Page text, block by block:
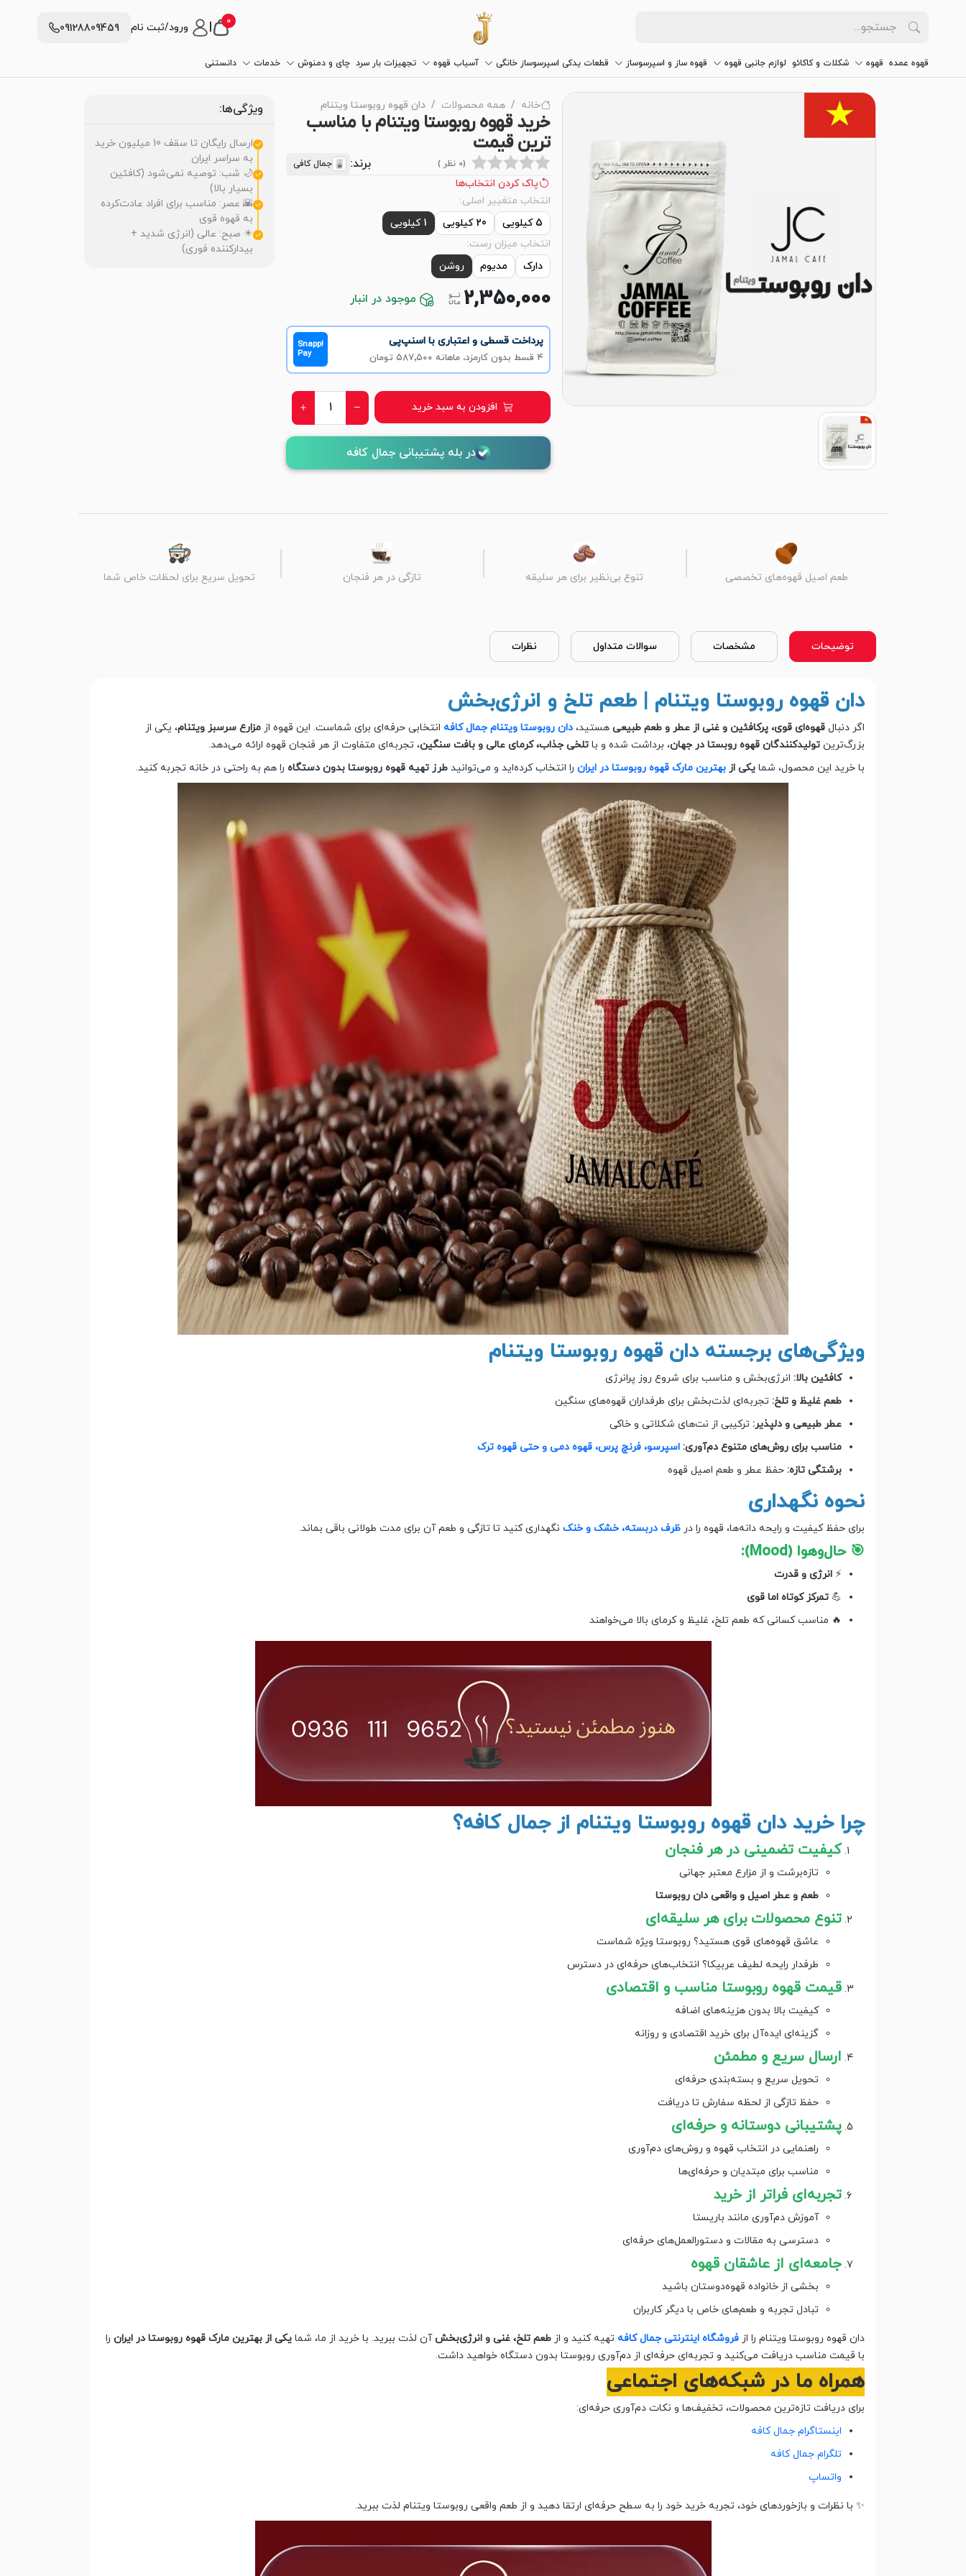
0 ورود/ثبت نام 09128809459
قهوه عمده قهوه شکلات و کاکائو لوازم جانبی قهوه قهوه ساز و اسپرسوساز قطعات یدکی اسپرسوساز خانگی آسیاب قهوه تجهیزات بار سرد چای و دمنوش خدمات دانستنی
خانه همه محصولات دان قهوه روبوستا ویتنام
خرید قهوه روبوستا ویتنام با مناسب
ترین قیمت
(0 نظر ) برند: جمال کافی
پاک کردن انتخاب‌ها
انتخاب متغییر اصلی:
5 کیلویی
20 کیلویی
1 کیلویی
انتخاب میزان رست:
دارک
مدیوم روشن
2,350,000 موجود در انبار
پرداخت قسطی و اعتباری با اسنپ‌پی
۴ قسط بدون کارمزد، ماهانه ۵۸۷٬۵۰۰ تومان
Snapp!
Pay
افزودن به سبد خرید
در بله پشتیبانی جمال کافه
ویژگی‌ها:
ارسال رایگان تا سقف 10 میلیون خرید
به سراسر ایران
🌙 شب: توصیه نمی‌شود (کافئین
بسیار بالا)
🌇 عصر: مناسب برای افراد عادت‌کرده
به قهوه قوی
☀ صبح: عالی (انرژی شدید +
بیدارکننده فوری)
طعم اصیل قهوه‌های تخصصی تنوع بی‌نظیر برای هر سلیقه تازگی در هر فنجان تحویل سریع برای لحظات خاص شما
توضیحات مشخصات سوالات متداول نظرات
دان قهوه روبوستا ویتنام | طعم تلخ و انرژی‌بخش
اگر دنبال قهوه‌ای قوی، پرکافئین و غنی از عطر و طعم طبیعیهستید، دان روبوستا ویتنام جمال کافه انتخابی حرفه‌ای برای شماست. این قهوه از مزارع سرسبز ویتنام، یکی از
بزرگ‌ترینتولیدکنندگان قهوه روبستا در جهان، برداشت شده و با تلخی جذاب، کرمای عالی و بافت سنگین، تجربه‌ای متفاوت از هر فنجان قهوه ارائه می‌دهد.
با خرید این محصول، شما یکی از بهترین مارک قهوه روبوستا در ایرانرا انتخاب کرده‌اید و می‌توانید طرز تهیه قهوه روبوستا بدون دستگاهرا هم به راحتی در خانه تجربه کنید.
ویژگی‌های برجسته دان قهوه روبوستا ویتنام
کافئین بالا: انرژی‌بخش و مناسب برای شروع روز پرانرژی
طعم غلیظ و تلخ: تجربه‌ای لذت‌بخش برای طرفداران قهوه‌های سنگین
عطر طبیعی و دلپذیر: ترکیبی از نت‌های شکلاتی و خاکی
مناسب برای روش‌های متنوع دم‌آوری: اسپرسو، فرنچ پرس، قهوه دمی و حتی قهوه ترک
برشتگی تازه: حفظ عطر و طعم اصیل قهوه
نحوه نگهداری
برای حفظ کیفیت و رایحه دانه‌ها، قهوه را در ظرف دربسته، خشک و خنکنگهداری کنید تا تازگی و طعم آن برای مدت طولانی باقی بماند.
🎯 حال‌و‌هوا (Mood):
⚡ انرژی و قدرت
💪 تمرکز کوتاه اما قوی
🔥 مناسب کسانی که طعم تلخ، غلیظ و کرمای بالا می‌خواهند
چرا خرید دان قهوه روبوستا ویتنام از جمال کافه؟
کیفیت تضمینی در هر فنجان
تازه‌برشت و از مزارع معتبر جهانی
طعم و عطر اصیل و واقعی دان روبوستا
تنوع محصولات برای هر سلیقه‌ای
عاشق قهوه‌های قوی هستید؟ روبوستا ویژه شماست
طرفدار رایحه لطیف عربیکا؟ انتخاب‌های حرفه‌ای در دسترس
قیمت قهوه روبوستا مناسب و اقتصادی
کیفیت بالا بدون هزینه‌های اضافه
گزینه‌ای ایده‌آل برای خرید اقتصادی و روزانه
ارسال سریع و مطمئن
تحویل سریع و بسته‌بندی حرفه‌ای
حفظ تازگی از لحظه سفارش تا دریافت
پشتیبانی دوستانه و حرفه‌ای
راهنمایی در انتخاب قهوه و روش‌های دم‌آوری
مناسب برای مبتدیان و حرفه‌ای‌ها
تجربه‌ای فراتر از خرید
آموزش دم‌آوری مانند باریستا
دسترسی به مقالات و دستورالعمل‌های حرفه‌ای
جامعه‌ای از عاشقان قهوه
بخشی از خانواده قهوه‌دوستان باشید
تبادل تجربه و طعم‌های خاص با دیگر کاربران
دان قهوه روبوستا ویتنام را از فروشگاه اینترنتی جمال کافه تهیه کنید و از طعم تلخ، غنی و انرژی‌بخشآن لذت ببرید. با خرید از ما، شما یکی از بهترین مارک قهوه روبوستا در ایرانرا
با قیمت مناسب دریافت می‌کنید و تجربه‌ای حرفه‌ای از دم‌آوری روبوستا بدون دستگاه خواهید داشت.
همراه ما در شبکه‌های اجتماعی
برای دریافت تازه‌ترین محصولات، تخفیف‌ها و نکات دم‌آوری حرفه‌ای:
اینستاگرام جمال کافه
تلگرام جمال کافه
واتساپ
✨ با نظرات و بازخوردهای خود، تجربه خرید خود را به سطح حرفه‌ای ارتقا دهید و از طعم واقعی روبوستا ویتنام لذت ببرید.